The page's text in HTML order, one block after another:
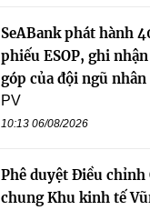
SeABank phát hành
phiếu ESOP, ghi
góp của đội ngũ nhân
PV
10:13 06/08/2026
Phê duyệt Điều chỉnh
chung Khu kinh tế